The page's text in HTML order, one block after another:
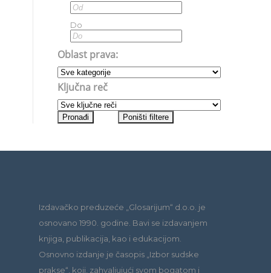
Do
Oblast prava:
Ključna reč
Izdavačko preduzeće „Glosarijum“ d.o.o. je
osnovano 1990. godine. Bavi se izdavanjem
knjiga, publikacija, kao i edukacijom.
Osnovno izdanje je časopis „Izbor sudske
prakse“, koji, zahvaljujući svom bogatom i